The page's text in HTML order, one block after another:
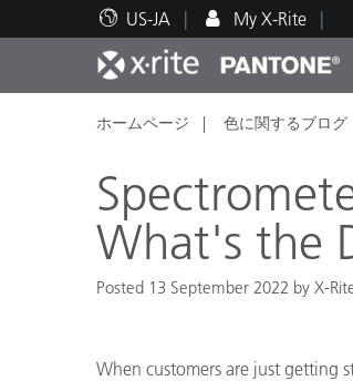
US-JA My X-Rite
人気製品ランキング
印刷＆パッケージ印刷
テクニカルサポート
教育関連資料
ホームページ 色に関するブログ
What's the
Posted 13 September 2022 by X-
When customers are just getting